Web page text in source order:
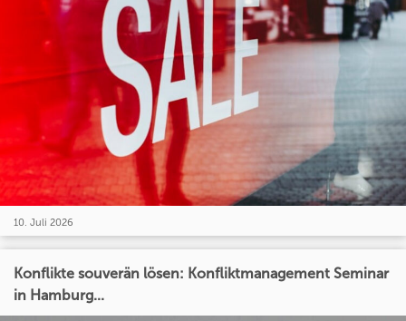
10. Juli 2026
Konflikte souverän lösen: Konfliktmanagement Seminar
in Hamburg...